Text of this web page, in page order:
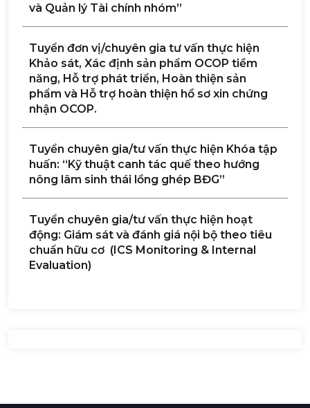
và Quản lý Tài chính nhóm”
Tuyển đơn vị/chuyên gia tư vấn thực hiện
Khảo sát, Xác định sản phẩm OCOP tiềm
năng, Hỗ trợ phát triển, Hoàn thiện sản
phẩm và Hỗ trợ hoàn thiện hồ sơ xin chứng
nhận OCOP.
Tuyển chuyên gia/tư vấn thực hiện Khóa tập
huấn: “Kỹ thuật canh tác quế theo hướng
nông lâm sinh thái lồng ghép BĐG”
Tuyển chuyên gia/tư vấn thực hiện hoạt
động: Giám sát và đánh giá nội bộ theo tiêu
chuẩn hữu cơ (ICS Monitoring & Internal
Evaluation)